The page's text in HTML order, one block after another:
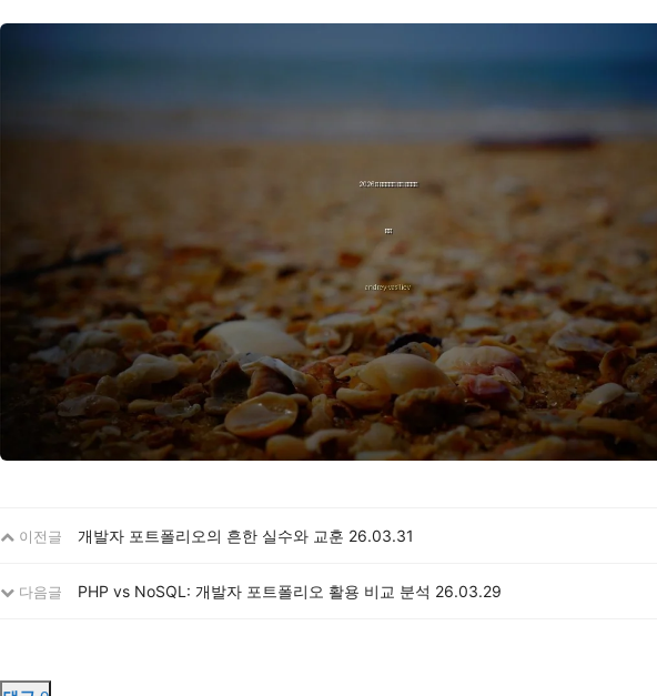
이전글 개발자 포트폴리오의 흔한 실수와 교훈 26.03.31
다음글 PHP vs NoSQL: 개발자 포트폴리오 활용 비교 분석 26.03.29